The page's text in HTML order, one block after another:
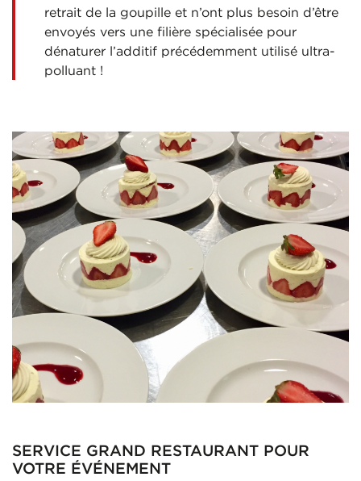
retrait de la goupille et n’ont plus besoin d’être
envoyés vers une filière spécialisée pour
dénaturer l’additif précédemment utilisé ultra-
polluant !
SERVICE GRAND RESTAURANT POUR
VOTRE ÉVÉNEMENT